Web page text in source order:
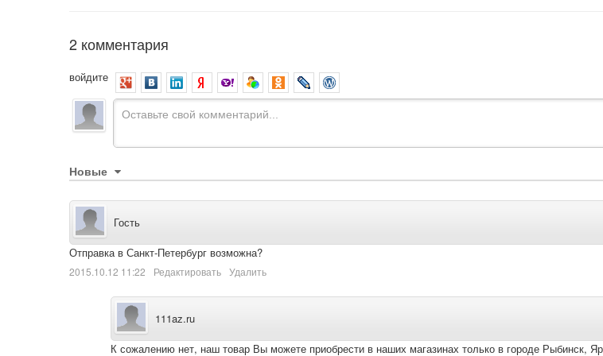
2 комментария
войдите
Новые
Гость
Отправка в Санкт-Петербург возможна?
2015.10.12 11:22 Редактировать Удалить
111az.ru
К сожалению нет, наш товар Вы можете приобрести в наших магазинах только в городе Рыбинск,